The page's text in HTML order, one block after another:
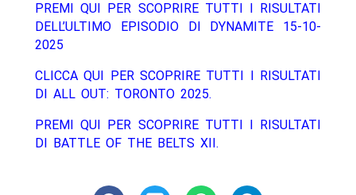
PREMI QUI PER SCOPRIRE TUTTI I RISULTATI
DELL’ULTIMO EPISODIO DI DYNAMITE 15-10-
2025
CLICCA QUI PER SCOPRIRE TUTTI I RISULTATI
DI ALL OUT: TORONTO 2025.
PREMI QUI PER SCOPRIRE TUTTI I RISULTATI
DI BATTLE OF THE BELTS XII.